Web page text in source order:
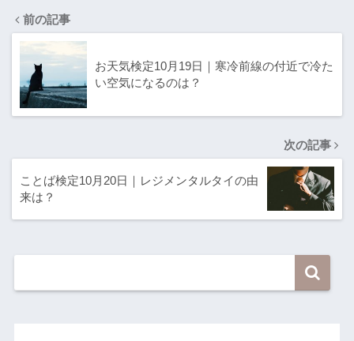
前の記事
お天気検定10月19日｜寒冷前線の付近で冷た
い空気になるのは？
次の記事
ことば検定10月20日｜レジメンタルタイの由
来は？